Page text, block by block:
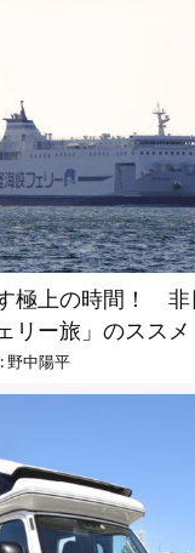
極上の時間！ 非
リー旅」のススメ
野中陽平